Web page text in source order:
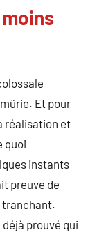
moins
Et pour
réalisation et
quoi
instants
preuve de
tranchant.
prouvé qui